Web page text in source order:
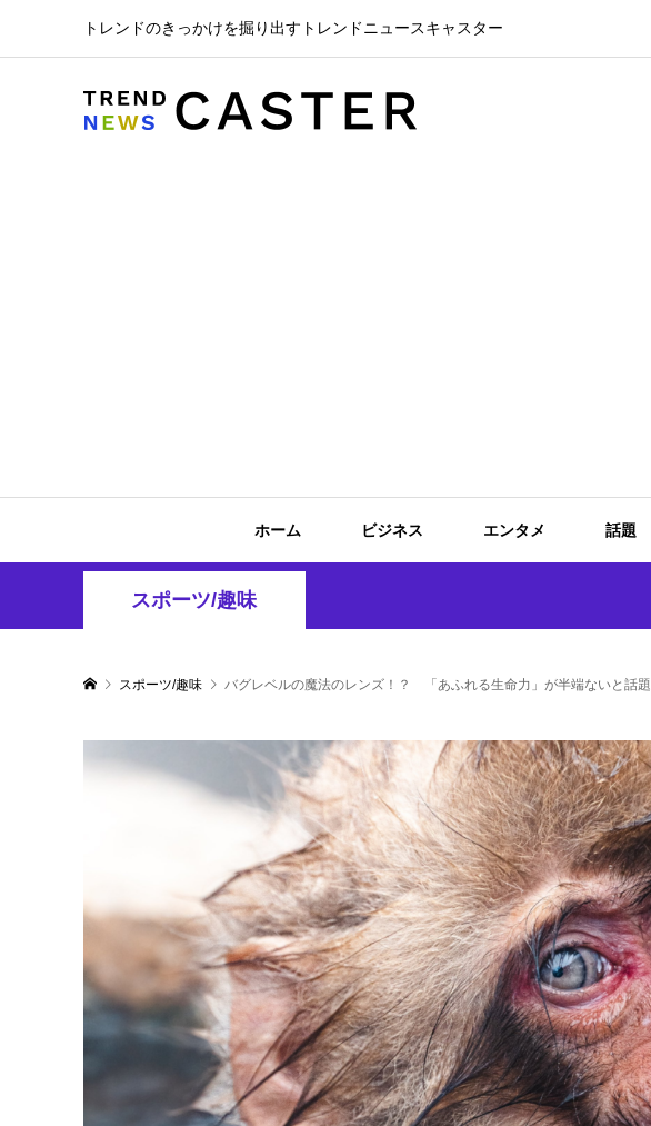
トレンドのきっかけを掘り出すトレンドニュースキャスター
ホーム ビジネス エンタメ 話題
スポーツ/趣味
スポーツ/趣味 バグレベルの魔法のレンズ！？ 「あふれる生命力」が半端ないと話題